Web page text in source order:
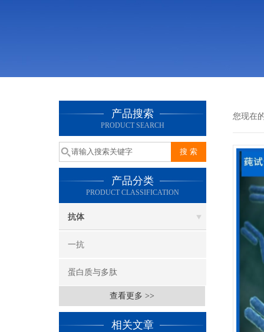
产品搜索
PRODUCT SEARCH
产品分类
PRODUCT CLASSIFICATION
抗体
一抗
蛋白质与多肽
查看更多 >>
相关文章
您现在